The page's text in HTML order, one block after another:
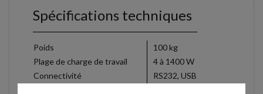
Spécifications techniques
Poids
100 kg
Plage de charge de travail
4 à 1400 W
Connectivité
RS232, USB